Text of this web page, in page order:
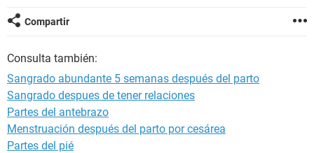
Compartir
Consulta también:
Sangrado abundante 5 semanas después del parto
Sangrado despues de tener relaciones
Partes del antebrazo
Menstruación después del parto por cesárea
Partes del pié